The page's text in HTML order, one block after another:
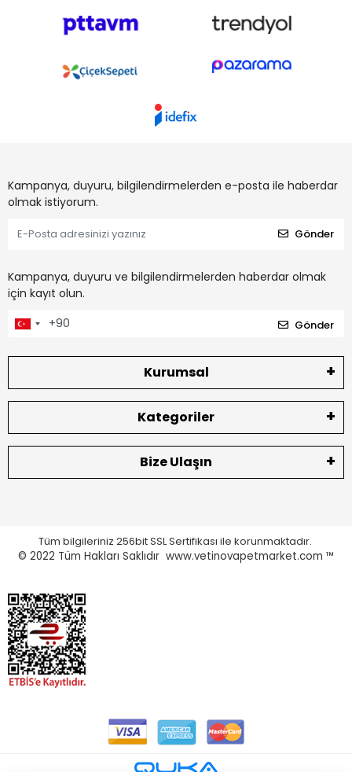
Kampanya, duyuru, bilgilendirmelerden e-posta ile haberdar
olmak istiyorum.
Gönder
Kampanya, duyuru ve bilgilendirmelerden haberdar olmak
için kayıt olun.
Gönder
Kurumsal
Kategoriler
Bize Ulaşın
Tüm bilgileriniz 256bit SSL Sertifikası ile korunmaktadır.
© 2022 Tüm Hakları Saklıdır www.vetinovapetmarket.com ™